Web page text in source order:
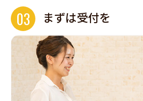
03 まずは受付を